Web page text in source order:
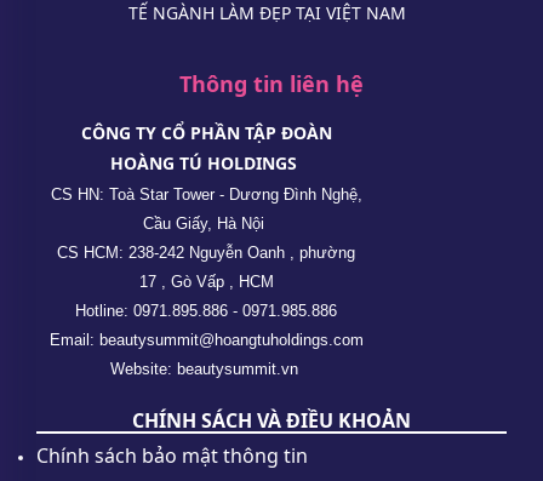
TẾ NGÀNH LÀM ĐẸP TẠI VIỆT NAM
Thông tin liên hệ
CÔNG TY CỔ PHẦN TẬP ĐOÀN
HOÀNG TÚ HOLDINGS
CS HN: Toà Star Tower - Dương Đình Nghệ,
Cầu Giấy, Hà Nội
CS HCM: 238-242 Nguyễn Oanh , phường
17 , Gò Vấp , HCM
Hotline: 0971.895.886 - 0971.985.886
Email: beautysummit@hoangtuholdings.com
Website: beautysummit.vn
CHÍNH SÁCH VÀ ĐIỀU KHOẢN
Chính sách bảo mật thông tin